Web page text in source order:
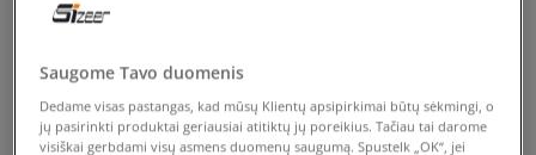
vyrams, kedai
20€
Saugome Tavo duomenis
Dedame visas pastangas, kad mūsų Klientų apsipirkimai būtų sėkmingi, o
jų pasirinkti produktai geriausiai atitiktų jų poreikius. Tačiau tai darome
visiškai gerbdami visų asmens duomenų saugumą. Spustelk „OK“, jei